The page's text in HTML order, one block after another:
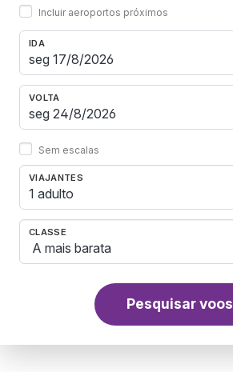
Incluir aeroportos próximos
IDA
VOLTA
Sem escalas
VIAJANTES
1 adulto
CLASSE
Pesquisar voos